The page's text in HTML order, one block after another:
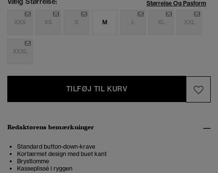
Størrelse Og Pasform
XXS XS S M L XL XXL
XXXL
TILFØJ TIL KURV
Redaktørens bemærkninger
Standard button-down-krave
Kortærmet design med buet kant
Brystlomme
Kasseplissé i ryggen